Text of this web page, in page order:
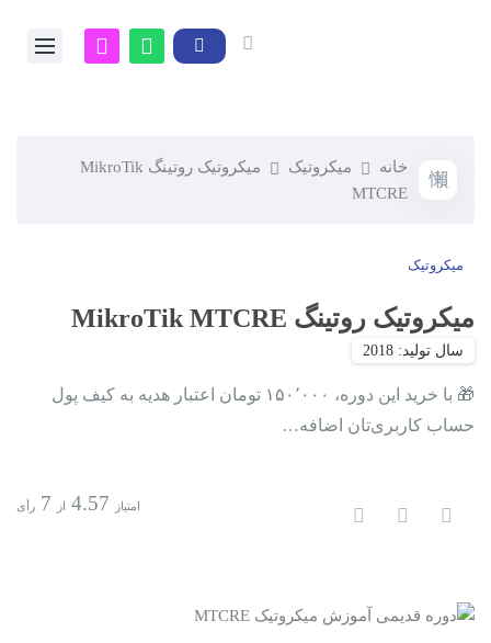
خانه میکروتیک
میکروتیک روتینگ MikroTik
MTCRE
میکروتیک
میکروتیک روتینگ MikroTik MTCRE
🎁 با خرید این دوره، ۱۵۰٬۰۰۰ تومان اعتبار هدیه به کیف پول
حساب کاربری‌تان اضافه…
امتیاز 4.57 از 7 رأی